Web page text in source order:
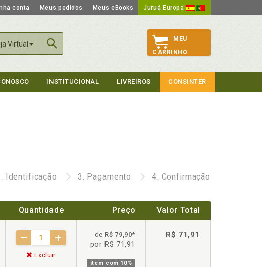
conta Meus pedidos Meus eBooks Juruá Europa
Virtual
MEU
CARRINHO
INSTITUCIONAL LIVREIROS CONSINTER
Identificação 3. Pagamento 4. Confirmação
Quantidade Preço Valor Total
Excluir
deR$ 79,90*
por R$ 71,91
item com 10%
R$ 71,91